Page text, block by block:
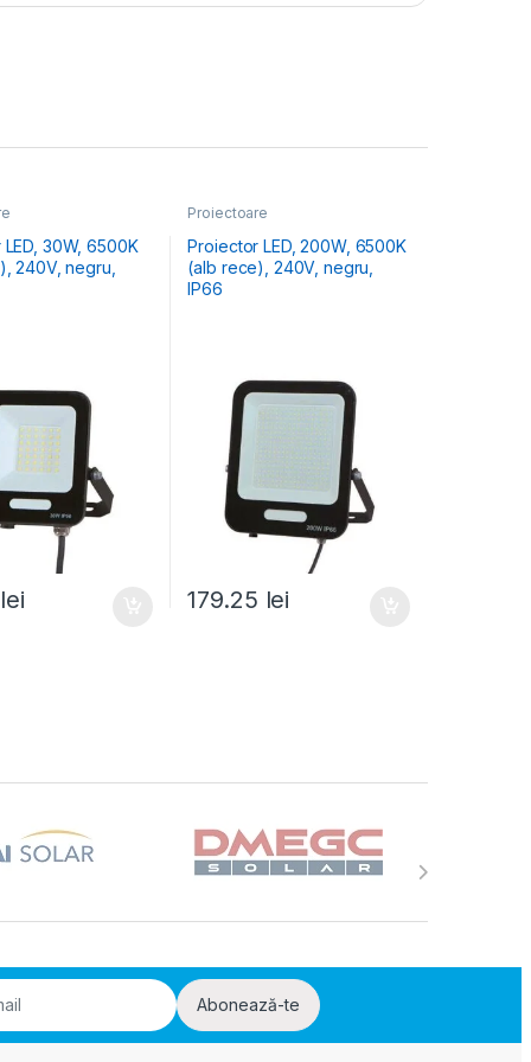
6500K
240V, negru,
lei
Proiectoare
Proiector LED, 200W, 6500K
(alb rece), 240V, negru,
IP66
179.25 lei
Abonează-te